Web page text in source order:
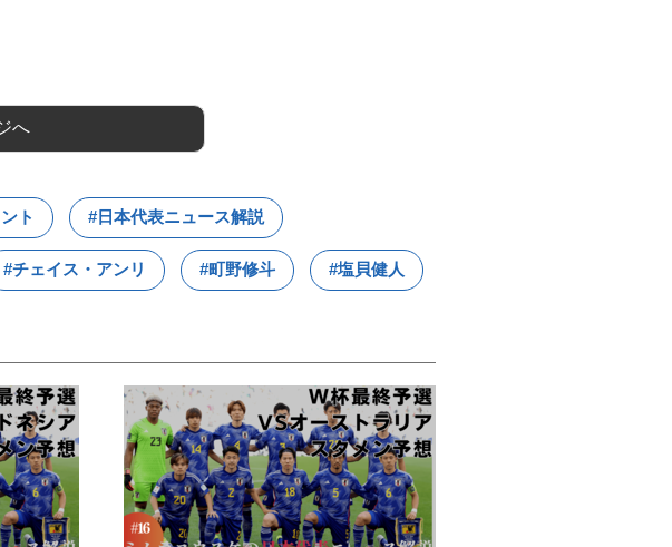
へ
ト #日本代表ニュース解説
#チェイス・アンリ #町野修斗 #塩貝健人